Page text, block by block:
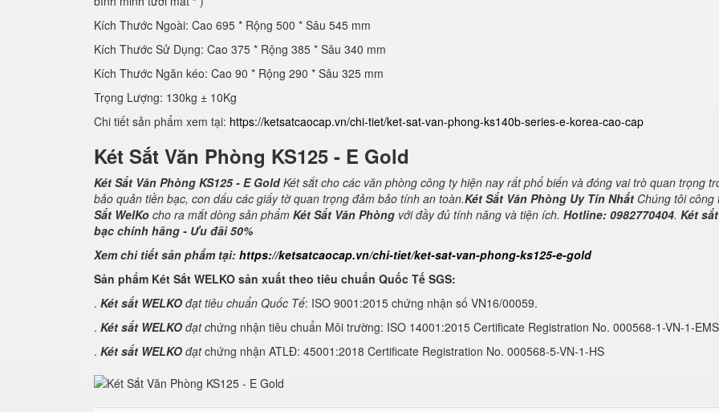
Kích Thước Ngoài: Cao 695 * Rộng 500 * Sâu 545 mm
Kích Thước Sử Dụng: Cao 375 * Rộng 385 * Sâu 340 mm
Kích Thước Ngăn kéo: Cao 90 * Rộng 290 * Sâu 325 mm
Trọng Lượng: 130kg ± 10Kg
Chi tiết sản phẩm xem tại: https://ketsatcaocap.vn/chi-tiet/ket-sat-van-phong-ks140b-series-e-korea-cao-cap
Két Sắt Văn Phòng KS125 - E Gold
Két Sắt Văn Phòng KS125 - E GoldKét sắt cho các văn phòng công ty hiện nay rất phổ biến và đóng vai trò quan trọng
bảo quản tiền bạc, con dấu các giấy tờ quan trọng đảm bảo tính an toàn.Két Sắt Văn Phòng Uy Tín Nhất Chúng tôi
Sắt WelKo cho ra mắt dòng sản phẩm Két Sắt Văn Phòng với đầy đủ tính năng và tiện ích. Hotline: 0982770404. Két
bạc chính hãng - Ưu đãi 50%
Xem chi tiết sản phẩm tại: https://ketsatcaocap.vn/chi-tiet/ket-sat-van-phong-ks125-e-gold
Sản phẩm Két Sắt WELKO sản xuất theo tiêu chuẩn Quốc Tế SGS:
. Két sắt WELKO đạt tiêu chuẩn Quốc Tế: ISO 9001:2015 chứng nhận số VN16/00059.
. Két sắt WELKO đạt chứng nhận tiêu chuẩn Môi trường: ISO 14001:2015 Certificate Registration No. 000568-1-VN-1-EMS
. Két sắt WELKO đạtchứng nhận ATLĐ: 45001:2018 Certificate Registration No. 000568-5-VN-1-HS